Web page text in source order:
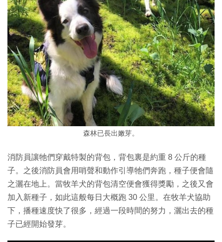
森林已長出嫩芽。
消防員讓牠們穿戴特製的背包，背包裏是約重 8 公斤的種
子。之後消防員會用哨聲和動作引導牠們奔跑，種子便會隨
之灑在地上。當牧羊犬的背包清空便會獲得獎勵，之後又會
加入新種子，如此這般每日大概跑 30 公里。在牧羊犬協助
下，播種速度快了很多，經過一段時間的努力，灑出去的種
子已經開始發芽。